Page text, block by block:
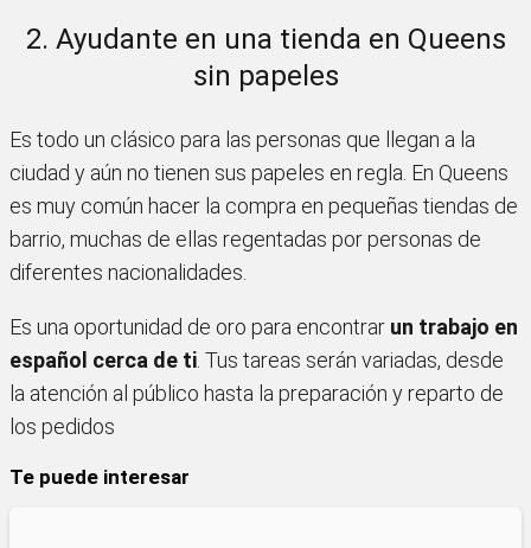
2. Ayudante en una tienda en Queens
sin papeles
Es todo un clásico para las personas que llegan a la
ciudad y aún no tienen sus papeles en regla. En Queens
es muy común hacer la compra en pequeñas tiendas de
barrio, muchas de ellas regentadas por personas de
diferentes nacionalidades.
Es una oportunidad de oro para encontrar un trabajo en
español cerca de ti. Tus tareas serán variadas, desde
la atención al público hasta la preparación y reparto de
los pedidos
Te puede interesar